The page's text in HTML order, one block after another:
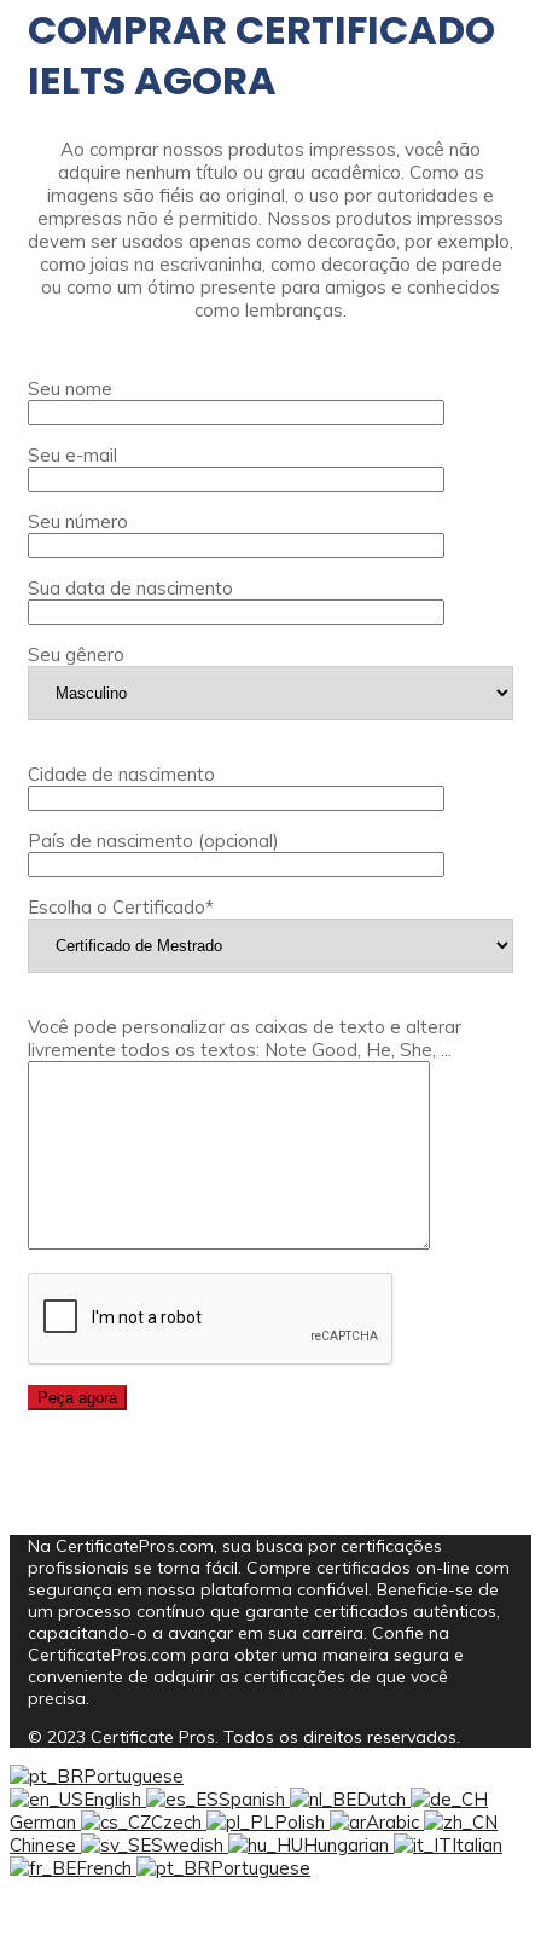
COMPRAR CERTIFICADO
IELTS AGORA
Ao comprar nossos produtos impressos, você não
adquire nenhum título ou grau acadêmico. Como as
imagens são fiéis ao original, o uso por autoridades e
empresas não é permitido. Nossos produtos impressos
devem ser usados apenas como decoração, por exemplo,
como joias na escrivaninha, como decoração de parede
ou como um ótimo presente para amigos e conhecidos
como lembranças.
Seu nome
Seu e-mail
Seu número
Sua data de nascimento
Seu gênero
Cidade de nascimento
País de nascimento (opcional)
Escolha o Certificado*
Você pode personalizar as caixas de texto e alterar
livremente todos os textos: Note Good, He, She, ...
Na CertificatePros.com, sua busca por certificações
profissionais se torna fácil. Compre certificados on-line com
segurança em nossa plataforma confiável. Beneficie-se de
um processo contínuo que garante certificados autênticos,
capacitando-o a avançar em sua carreira. Confie na
CertificatePros.com para obter uma maneira segura e
conveniente de adquirir as certificações de que você
precisa.
© 2023 Certificate Pros. Todos os direitos reservados.
Portuguese
English
Spanish
Dutch
German
Czech Polish
Arabic
Chinese
Swedish Hungarian
Italian
French
Portuguese